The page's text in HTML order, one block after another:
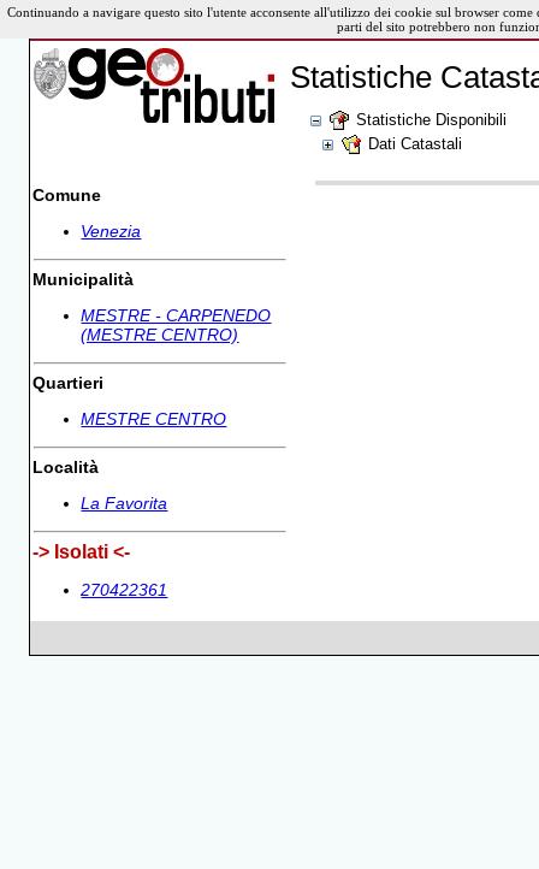
Comune
Venezia
Municipalità
MESTRE - CARPENEDO
(MESTRE CENTRO)
Quartieri
MESTRE CENTRO
Località
La Favorita
-> Isolati <-
270422361
Statistiche
Statistiche Disponibili
Dati Catastali
Continuando a navigare questo sito l'utente acconsente all'utilizzo dei cookie sul browser
parti del sito potrebbero non